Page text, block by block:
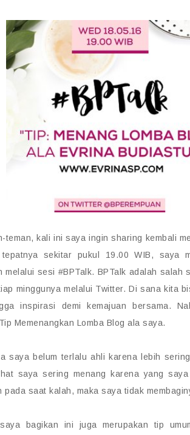
teman, kali ini saya ingin sharing kembali
sekitar pukul 19.00 WIB, saya
melalui sesi #BPTalk. BPTalk adalah
minggunya melalui Twitter. Di sana kita
inspirasi demi kemajuan bersama.
Memenangkan Lomba Blog ala saya.
saya belum terlalu ahli karena lebih
saya sering menang karena yang
pada saat kalah, maka saya tidak
bagikan ini juga merupakan tip